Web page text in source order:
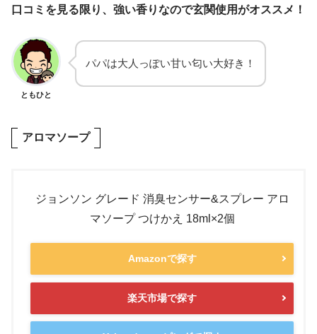
口コミを見る限り、強い香りなので玄関使用がオススメ！
ともひと
パパは大人っぽい甘い匂い大好き！
アロマソープ
ジョンソン グレード 消臭センサー&スプレー アロ
マソープ つけかえ 18ml×2個
Amazonで探す
楽天市場で探す